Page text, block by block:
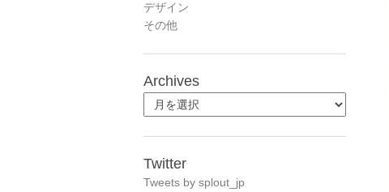
デザイン
その他
Archives
Twitter
Tweets by splout_jp